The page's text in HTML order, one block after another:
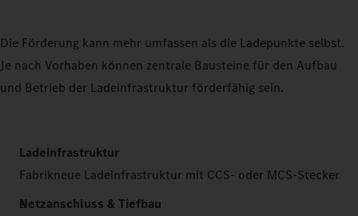
Die Förderung kann mehr umfassen als die Ladepunkte selbst.
Je nach Vorhaben können zentrale Bausteine für den Aufbau
und Betrieb der Ladeinfrastruktur förderfähig sein.
Ladeinfrastruktur
Fabrikneue Ladeinfrastruktur mit CCS- oder MCS-Stecker
Netzanschluss & Tiefbau